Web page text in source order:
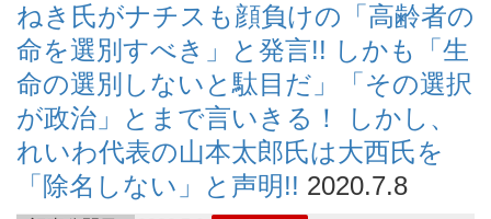
ねき氏がナチスも顔負けの「高齢者の
命を選別すべき」と発言!! しかも「生
命の選別しないと駄目だ」「その選択
が政治」とまで言いきる！ しかし、
れいわ代表の山本太郎氏は大西氏を
「除名しない」と声明!! 2020.7.8